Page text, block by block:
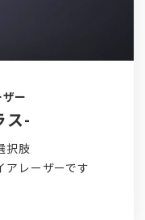
ー
ス-
択肢
アレーザーです